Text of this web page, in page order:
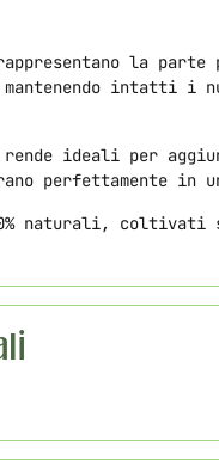
la
intatti i
rende ideali per
perfettamente
naturali,